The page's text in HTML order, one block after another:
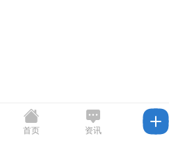
首页 资讯